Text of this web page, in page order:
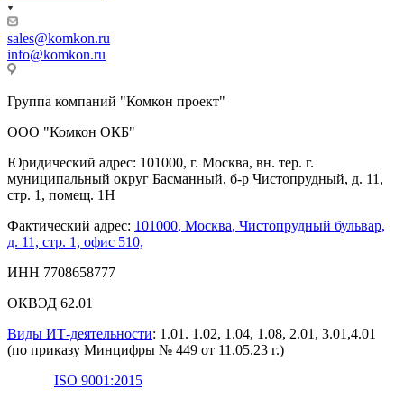
sales@komkon.ru
info@komkon.ru
Группа компаний "Комкон проект"
ООО "Комкон ОКБ"
Юридический адрес: 101000, г. Москва, вн. тер. г.
муниципальный округ Басманный, б-р Чистопрудный, д. 11,
стр. 1, помещ. 1Н
Фактический адрес: 101000, Москва, Чистопрудный бульвар,
д. 11, стр. 1, офис 510,
ИНН 7708658777
ОКВЭД 62.01
Виды ИТ-деятельности: 1.01. 1.02, 1.04, 1.08, 2.01, 3.01,4.01
(по приказу Минцифры № 449 от 11.05.23 г.)
ISO 9001:2015